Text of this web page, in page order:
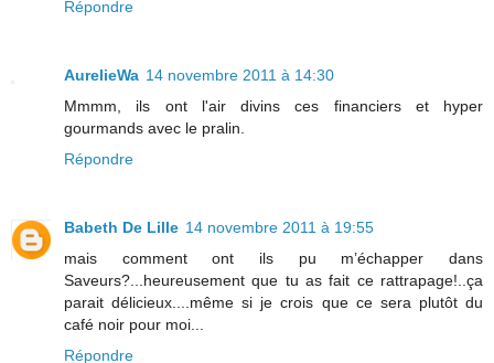
Répondre
AurelieWa 14 novembre 2011 à 14:30
Mmmm, ils ont l'air divins ces financiers et hyper
gourmands avec le pralin.
Répondre
Babeth De Lille 14 novembre 2011 à 19:55
mais comment ont ils pu m’échapper dans
Saveurs?...heureusement que tu as fait ce rattrapage!..ça
parait délicieux....même si je crois que ce sera plutôt du
café noir pour moi...
Répondre